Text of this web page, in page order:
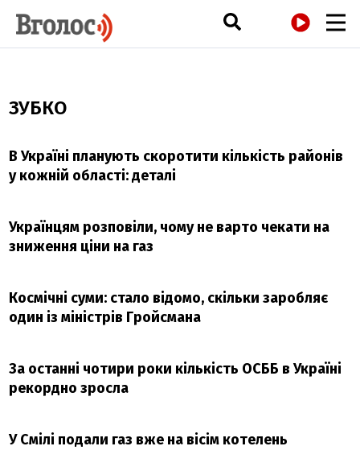
ЗУБКО
В Україні планують скоротити кількість районів
у кожній області: деталі
Українцям розповіли, чому не варто чекати на
зниження ціни на газ
Космічні суми: стало відомо, скільки заробляє
один із міністрів Гройсмана
За останні чотири роки кількість ОСББ в Україні
рекордно зросла
У Смілі подали газ вже на вісім котелень